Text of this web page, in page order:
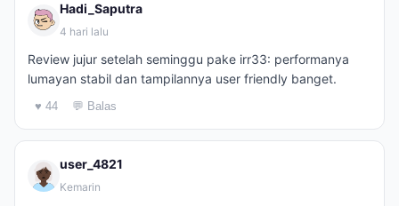
Hadi_Saputra
4 hari lalu
Review jujur setelah seminggu pake irr33: performanya
lumayan stabil dan tampilannya user friendly banget.
♥ 44 💬 Balas
user_4821
Kemarin